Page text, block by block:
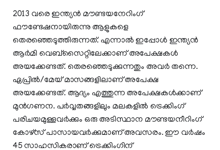
2013 വരെ ഇന്ത്യന്‍ മൗണ്ടയനേറിംഗ്
ഫൗണ്ടേഷനായിരുന്നു ആളുകളെ
തെരഞ്ഞെടുത്തിരുന്നത്. എന്നാല്‍ ഇപ്പോള്‍ ഇന്ത്യന്‍
ആര്‍മി വെബ്‌സൈറ്റിലേക്കാണ് അപേക്ഷകള്‍
അയക്കേണ്ടത്. തെരഞ്ഞെടുക്കുന്നതും അവര്‍ തന്നെ.
ഏപ്രില്‍/മേയ് മാസങ്ങളിലാണ് അപേക്ഷ
അയക്കേണ്ടത്. ആദ്യം എത്തുന്ന അപേക്ഷകള്‍ക്കാണ്
മുന്‍ഗണന. പര്‍വ്വതങ്ങളിലും മലകളില്‍ ട്രെക്കിംഗ്
പരിചയമുള്ളവര്‍ക്കും ഒരു അടിസ്ഥാന മൗണ്ടയനീറിംഗ്
കോഴ്‌സ് പാസായവര്‍ക്കുമാണ് അവസരം. ഈ വര്‍ഷം
45 സാഹസികരാണ് ട്രെക്കിംഗിന്